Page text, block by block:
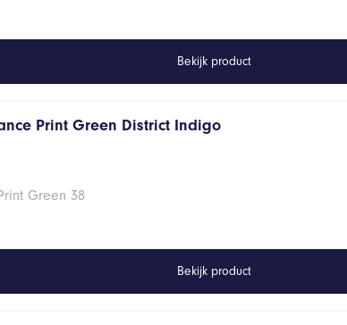
Bekijk product
Print Green District Indigo
Green 38
Bekijk product